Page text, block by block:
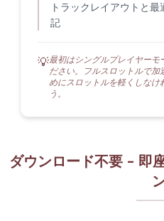
トラックレイアウトと
記
💡最初はシングルプレイヤーモ
ださい。フルスロットルで
めにスロットルを軽くしなけ
う。
ダウンロード不要 - 即